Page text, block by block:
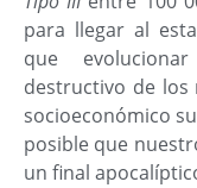
para llegar al
que
destructivo de los
socioeconómico
posible que
un final